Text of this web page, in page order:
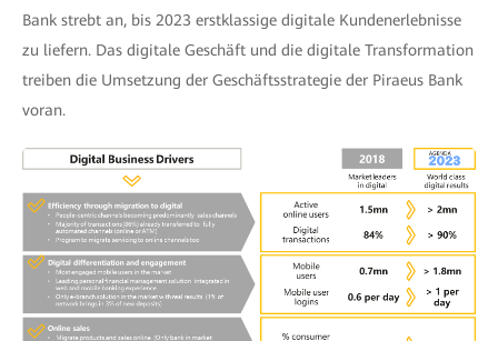
Bank strebt an, bis 2023 erstklassige digitale Kundenerlebnisse
zu liefern. Das digitale Geschäft und die digitale Transformation
treiben die Umsetzung der Geschäftsstrategie der Piraeus Bank
voran.